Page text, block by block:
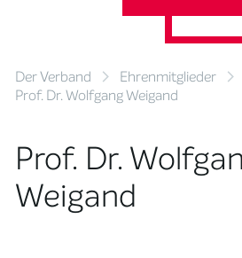
Der Verband
Ehrenmitglieder
Prof. Dr. Wolfgang Weigand
Prof. Dr.
Weigand